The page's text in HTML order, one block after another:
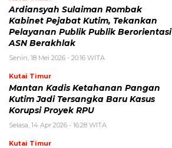
Ardiansyah Sulaiman Rombak
Kabinet Pejabat Kutim, Tekankan
Pelayanan Publik Publik Berorientasi
ASN Berakhlak
Senin, 18 Mei 2026 - 20:16 WITA
Kutai Timur
Mantan Kadis Ketahanan Pangan
Kutim Jadi Tersangka Baru Kasus
Korupsi Proyek RPU
Selasa, 14 Apr 2026 - 16:28 WITA
Kutai Timur